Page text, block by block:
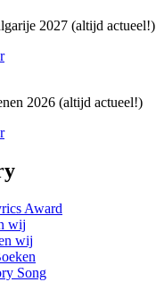
2027 (altijd actueel!)
2026 (altijd actueel!)
Award
wij
wij
Song